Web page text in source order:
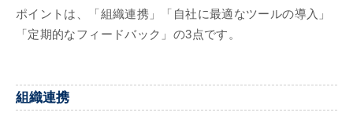
ポイントは、「組織連携」「自社に最適なツールの導入」
「定期的なフィードバック」の3点です。
組織連携